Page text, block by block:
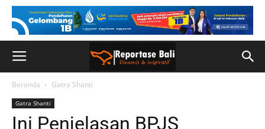
Beranda Gatra Shanti
Gatra Shanti
Ini Penjelasan BPJS